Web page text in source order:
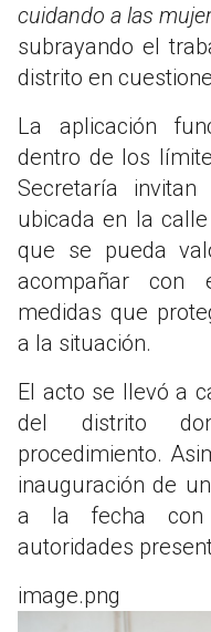
cuidando a las
subrayando el
distrito en
La aplicación
dentro de los
Secretaría
ubicada en la
que se pueda
acompañar
medidas que
a la situación.
El acto se llevó a
del distrito
procedimiento.
inauguración de
a la fecha con
autoridades
image.png